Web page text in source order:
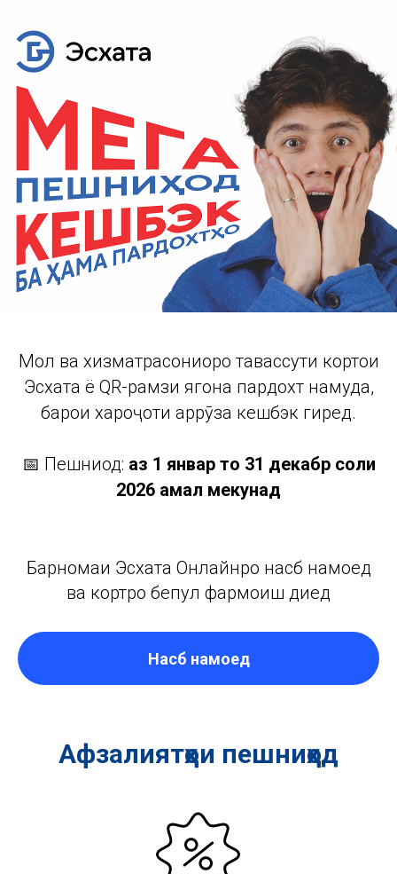
Мол ва хизматрасониҳоро тавассути кортҳои
Эсхата ё QR-рамзи ягона пардохт намуда,
барои хароҷоти ҳаррӯза кешбэк гиред.
📅 Пешниҳод: аз 1 январ то 31 декабр соли
2026 амал мекунад
Барномаи Эсхата Онлайнро насб намоед
ва кортро бепул фармоиш диҳед
Насб намоед
Афзалиятҳои пешниҳод